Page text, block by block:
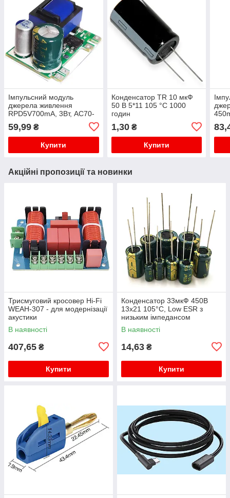
Імпульсний модуль
джерела живлення
RPD5V700mA, 3Вт, AC70-
59,99 ₴
Купити
Конденсатор TR 10 мкФ
50 В 5*11 105 °C 1000
годин
1,30₴
Купити
Акційні пропозиції та новинки
Трисмуговий кросовер Hi-Fi
WEAH-307 - для модернізації
акустики
В наявності
407,65 ₴
Купити
Конденсатор 33мкФ 450В
13x21 105°C, Low ESR з
низьким імпедансом
В наявності
14,63 ₴
Купити